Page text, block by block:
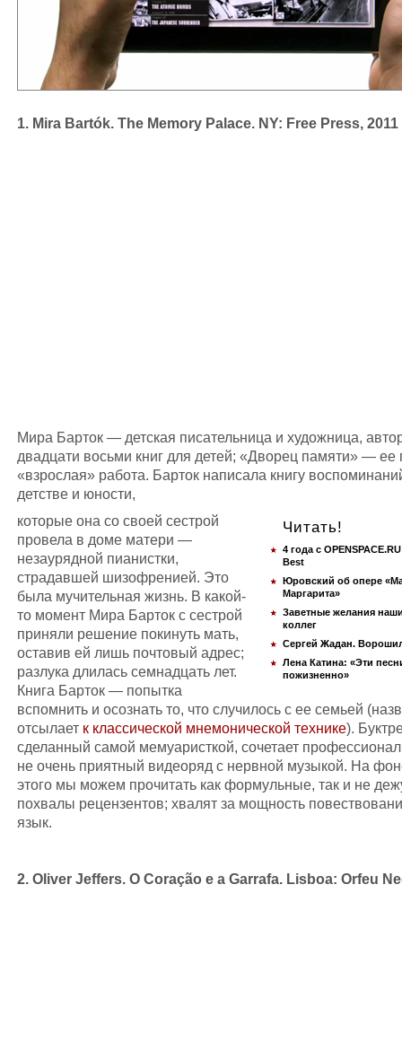
1. Mira Bartók. The Memory Palace. NY: Free Press, 2011
Мира Барток — детская писательница и художница,
двадцати восьми книг для детей; «Дворец памяти» — ее
«взрослая» работа. Барток написала книгу
детстве и юности,
Читать!
4 года с
Best
Юровский об опере
Маргарита»
Заветные желания
коллег
Сергей Жадан.
Лена Катина: «Эти
пожизненно»
которые она со своей сестрой
провела в доме матери —
незаурядной пианистки,
страдавшей шизофренией. Это
была мучительная жизнь. В какой-
то момент Мира Барток с сестрой
приняли решение покинуть мать,
оставив ей лишь почтовый адрес;
разлука длилась семнадцать лет.
Книга Барток — попытка
вспомнить и осознать то, что случилось с ее семьей
отсылает к классической мнемонической технике).
сделанный самой мемуаристкой, сочетает
не очень приятный видеоряд с нервной музыкой. На
этого мы можем прочитать как формульные, так и не
похвалы рецензентов; хвалят за мощность
язык.
2. Oliver Jeffers. O Coração e a Garrafa. Lisboa: Orfeu